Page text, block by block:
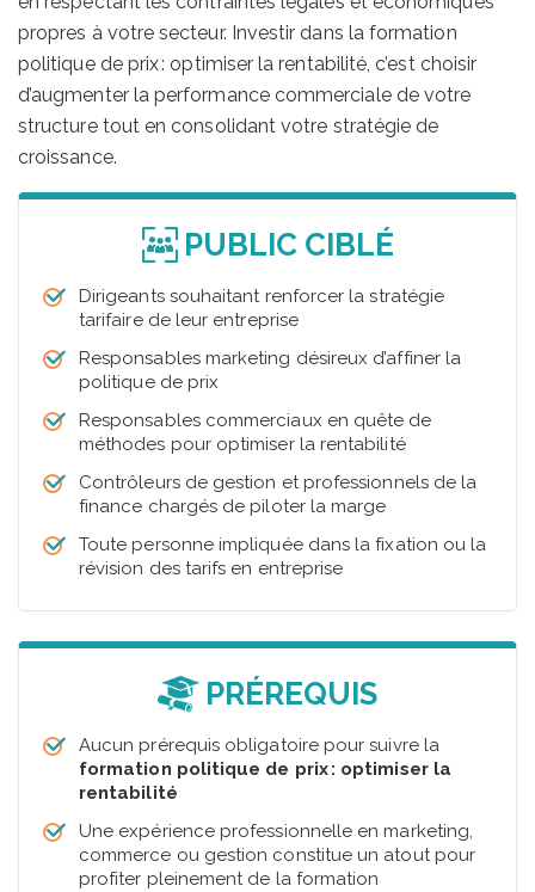
propres à votre secteur. Investir dans la formation
politique de prix : optimiser la rentabilité, c’est choisir
d’augmenter la performance commerciale de votre
structure tout en consolidant votre stratégie de
croissance.
PUBLIC CIBLÉ
Dirigeants souhaitant renforcer la stratégie
tarifaire de leur entreprise
Responsables marketing désireux d’affiner la
politique de prix
Responsables commerciaux en quête de
méthodes pour optimiser la rentabilité
Contrôleurs de gestion et professionnels de la
finance chargés de piloter la marge
Toute personne impliquée dans la fixation ou la
révision des tarifs en entreprise
PRÉREQUIS
Aucun prérequis obligatoire pour suivre la
formation politique de prix : optimiser la
rentabilité
Une expérience professionnelle en marketing,
commerce ou gestion constitue un atout pour
profiter pleinement de la formation